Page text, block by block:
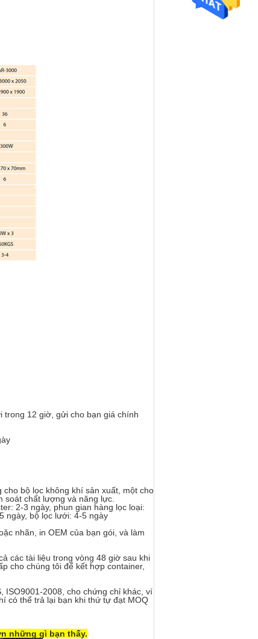
trong 12 giờ, gửi cho bạn giá chính
bộ lọc không khí sản xuất, một cho
soát chất lượng và năng lực.
2-3 ngày, phun gian hàng lọc loại:
ngày, bộ lọc lưới: 4-5 ngày
nhãn, in OEM của bạn gói, và làm
các tài liệu trong vòng 48 giờ sau khi
cho chúng tôi để kết hợp container,
ISO9001-2008, cho chứng chỉ khác, ví
có thể trả lại bạn khi thứ tự đạt MOQ
những gì bạn thấy.